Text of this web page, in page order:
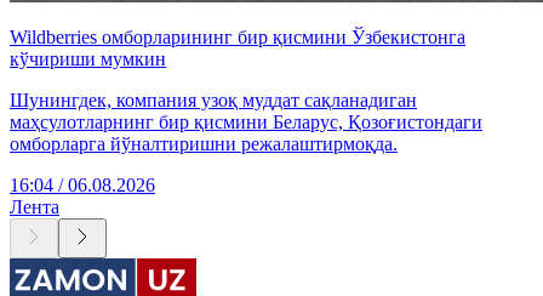
Wildberries омборларининг бир қисмини Ўзбекистонга
кўчириши мумкин
Шунингдек, компания узоқ муддат сақланадиган
маҳсулотларнинг бир қисмини Беларус, Қозоғистондаги
омборларга йўналтиришни режалаштирмоқда.
16:04 / 06.08.2026
Лента